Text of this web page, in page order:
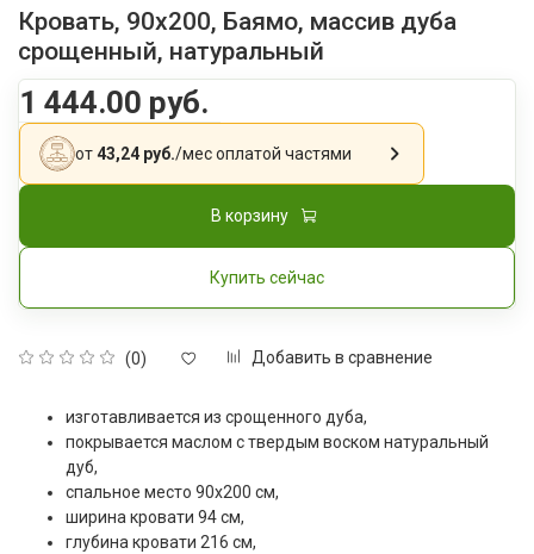
Кровать, 90x200, Баямо, массив дуба
срощенный, натуральный
(0) Добавить в сравнение
1 444.00 руб.
от43,24 руб./месоплатой частями
В корзину
Купить сейчас
изготавливается из срощенного дуба,
покрывается маслом с твердым воском натуральный
дуб,
спальное место 90x200 см,
ширина кровати 94 см,
глубина кровати 216 см,